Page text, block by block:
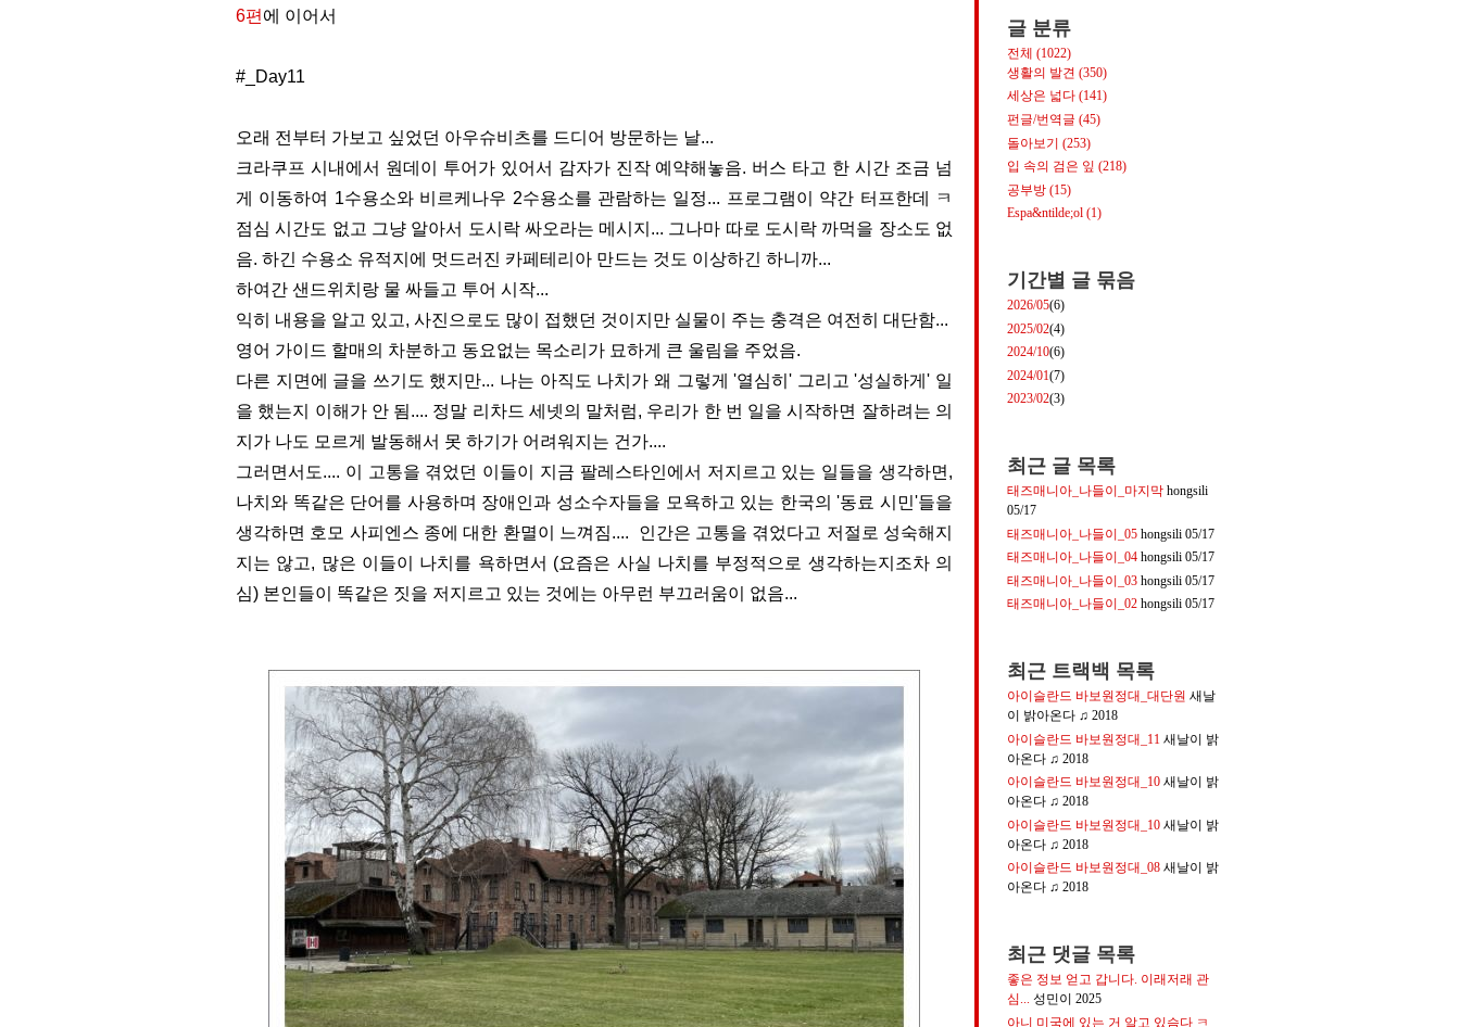
6편 에 이어서
#_Day11
오래 전부터 가보고 싶었던 아우슈비츠를 드디어 방문하는 날...
크라쿠프 시내에서 원데이 투어가 있어서 감자가 진작 예약해놓음. 버스 타고 한 시간 조금 넘
게 이동하여 1수용소와 비르케나우 2수용소를 관람하는 일정... 프로그램이 약간 터프한데 ㅋ
점심 시간도 없고 그냥 알아서 도시락 싸오라는 메시지... 그나마 따로 도시락 까먹을 장소도 없
음. 하긴 수용소 유적지에 멋드러진 카페테리아 만드는 것도 이상하긴 하니까...
하여간 샌드위치랑 물 싸들고 투어 시작...
익히 내용을 알고 있고, 사진으로도 많이 접했던 것이지만 실물이 주는 충격은 여전히 대단함...
영어 가이드 할매의 차분하고 동요없는 목소리가 묘하게 큰 울림을 주었음.
다른 지면에 글을 쓰기도 했지만... 나는 아직도 나치가 왜 그렇게 '열심히' 그리고 '성실하게' 일
을 했는지 이해가 안 됨.... 정말 리차드 세넷의 말처럼, 우리가 한 번 일을 시작하면 잘하려는 의
지가 나도 모르게 발동해서 못 하기가 어려워지는 건가....
그러면서도.... 이 고통을 겪었던 이들이 지금 팔레스타인에서 저지르고 있는 일들을 생각하면,
나치와 똑같은 단어를 사용하며 장애인과 성소수자들을 모욕하고 있는 한국의 '동료 시민'들을
생각하면 호모 사피엔스 종에 대한 환멸이 느껴짐.... 인간은 고통을 겪었다고 저절로 성숙해지
지는 않고, 많은 이들이 나치를 욕하면서 (요즘은 사실 나치를 부정적으로 생각하는지조차 의
심) 본인들이 똑같은 짓을 저지르고 있는 것에는 아무런 부끄러움이 없음...
글 분류
전체 (1022)
생활의 발견 (350)
세상은 넓다 (141)
펀글/번역글 (45)
돌아보기 (253)
입 속의 검은 잎 (218)
공부방 (15)
Espa&ntilde;ol (1)
기간별 글 묶음
2026/05(6)
2025/02(4)
2024/10(6)
2024/01(7)
2023/02(3)
최근 글 목록
태즈매니아_나들이_마지막 hongsili
05/17
태즈매니아_나들이_05 hongsili 05/17
태즈매니아_나들이_04 hongsili 05/17
태즈매니아_나들이_03 hongsili 05/17
태즈매니아_나들이_02 hongsili 05/17
최근 트랙백 목록
아이슬란드 바보원정대_대단원 새날
이 밝아온다 ♫ 2018
아이슬란드 바보원정대_11 새날이 밝
아온다 ♫ 2018
아이슬란드 바보원정대_10 새날이 밝
아온다 ♫ 2018
아이슬란드 바보원정대_10 새날이 밝
아온다 ♫ 2018
아이슬란드 바보원정대_08 새날이 밝
아온다 ♫ 2018
최근 댓글 목록
좋은 정보 얻고 갑니다. 이래저래 관
심... 성민이 2025
아니 미국에 있는 거 알고 있슴다 ㅋ